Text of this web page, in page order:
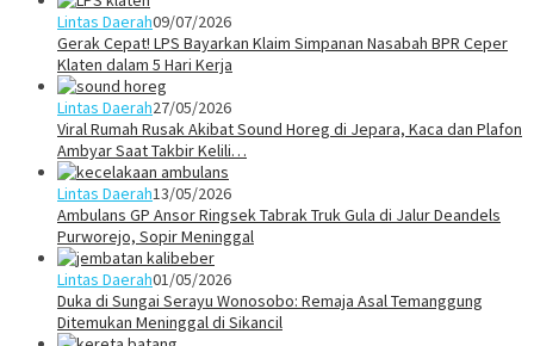
Lintas Daerah09/07/2026
Gerak Cepat! LPS Bayarkan Klaim Simpanan Nasabah BPR Ceper
Klaten dalam 5 Hari Kerja
Lintas Daerah27/05/2026
Viral Rumah Rusak Akibat Sound Horeg di Jepara, Kaca dan Plafon
Ambyar Saat Takbir Kelili…
Lintas Daerah13/05/2026
Ambulans GP Ansor Ringsek Tabrak Truk Gula di Jalur Deandels
Purworejo, Sopir Meninggal
Lintas Daerah01/05/2026
Duka di Sungai Serayu Wonosobo: Remaja Asal Temanggung
Ditemukan Meninggal di Sikancil